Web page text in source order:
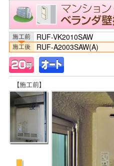
RUF-VK2010SAW
RUF-A2003SAW(A)